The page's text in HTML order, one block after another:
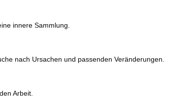
innere Sammlung.
nach Ursachen und passenden Veränderungen.
Arbeit.